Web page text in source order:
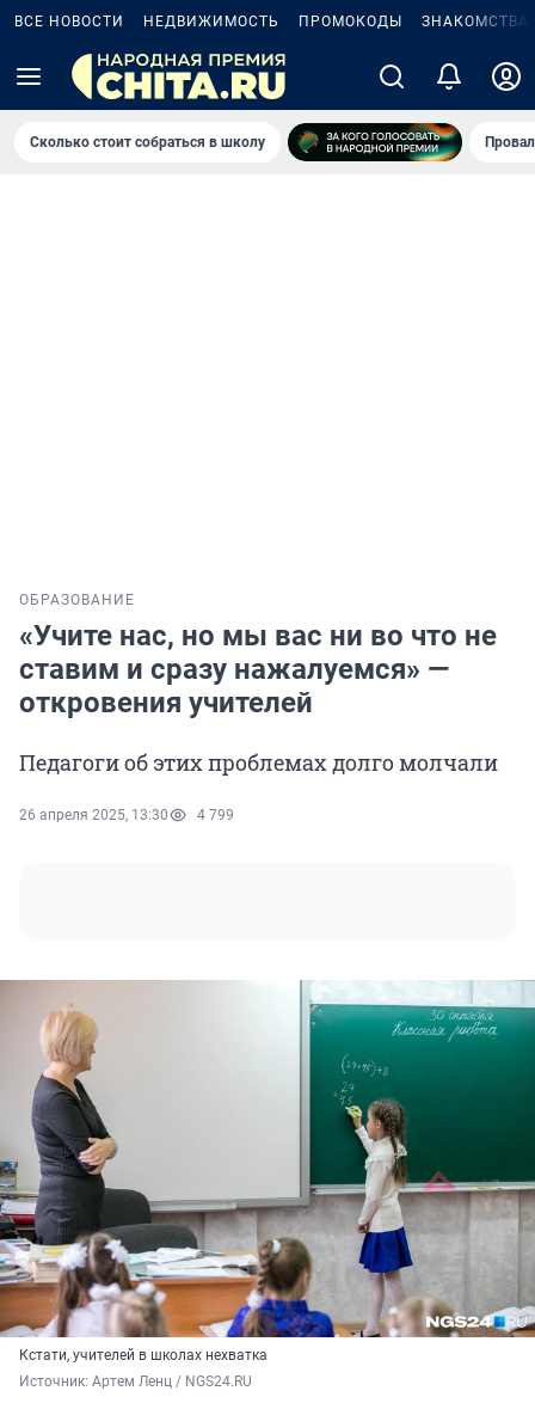
ВСЕ НОВОСТИ НЕДВИЖИМОСТЬ ПРОМОКОДЫ ЗНАКОМСТВА
Сколько стоит собраться в школу
ОБРАЗОВАНИЕ
«Учите нас, но мы вас ни во что не
ставим и сразу нажалуемся» —
откровения учителей
Педагоги об этих проблемах долго молчали
26 апреля 2025, 13:30 4 799
Кстати, учителей в школах нехватка
Источник: Артем Ленц / NGS24.RU